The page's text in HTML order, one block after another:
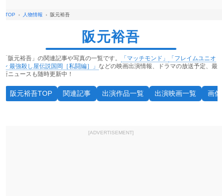
TOP 人物情報 阪元裕吾
阪元裕吾
「阪元裕吾」の関連記事や写真の一覧です。 「マッチモンド」
「フレイムユニオ
ン 最強殺し屋伝説国岡［私闘編］」 などの映画出演情報、ドラマの放送予定、最
新ニュースも随時更新中！
阪元裕吾TOP 関連記事 出演作品一覧 出演映画一覧 画
[ADVERTISEMENT]